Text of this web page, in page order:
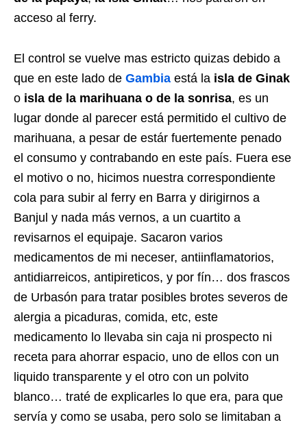
acceso al ferry.
El control se vuelve mas estricto quizas debido a
que en este lado de Gambia está la isla de Ginak
o isla de la marihuana o de la sonrisa, es un
lugar donde al parecer está permitido el cultivo de
marihuana, a pesar de estár fuertemente penado
el consumo y contrabando en este país. Fuera ese
el motivo o no, hicimos nuestra correspondiente
cola para subir al ferry en Barra y dirigirnos a
Banjul y nada más vernos, a un cuartito a
revisarnos el equipaje. Sacaron varios
medicamentos de mi neceser, antiinflamatorios,
antidiarreicos, antipireticos, y por fín… dos frascos
de Urbasón para tratar posibles brotes severos de
alergia a picaduras, comida, etc, este
medicamento lo llevaba sin caja ni prospecto ni
receta para ahorrar espacio, uno de ellos con un
liquido transparente y el otro con un polvito
blanco… traté de explicarles lo que era, para que
servía y como se usaba, pero solo se limitaban a